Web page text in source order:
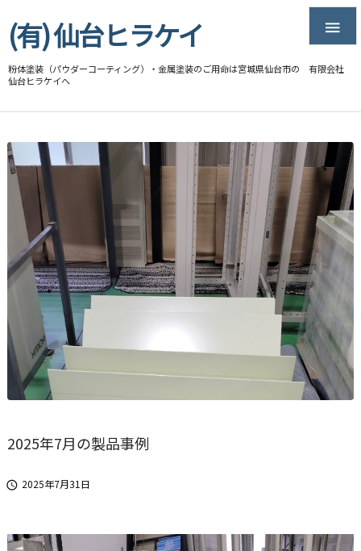
(有) 仙台ヒラケイ
粉体塗装（パウダーコーティング）・金属塗装のご用命は宮城県仙台市の 有限会社
仙台ヒラケイへ

2025年7月の製品事例
 2025年7月31日